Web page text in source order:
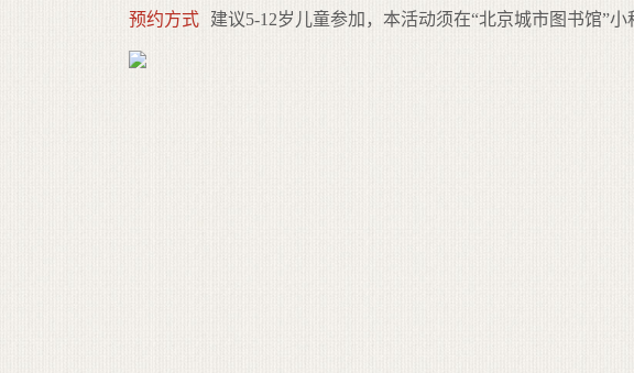
预约方式
建议5-12岁儿童参加，本活动须在“北京城市图书馆”